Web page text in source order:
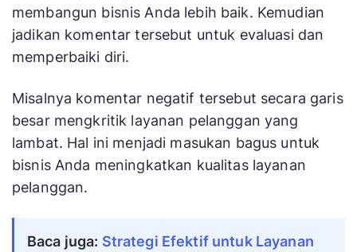
membangun bisnis Anda lebih baik. Kemudian
jadikan komentar tersebut untuk evaluasi dan
memperbaiki diri.
Misalnya komentar negatif tersebut secara garis
besar mengkritik layanan pelanggan yang
lambat. Hal ini menjadi masukan bagus untuk
bisnis Anda meningkatkan kualitas layanan
pelanggan.
Baca juga: Strategi Efektif untuk Layanan